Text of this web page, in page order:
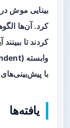
بینایی موش
کرد. آن‌ها
کردند تا
با
یافته‌ها